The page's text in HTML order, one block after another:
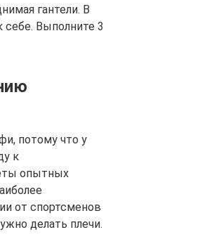
гантели. В
себе. Выполните 3
потому что у
к
опытных
от спортсменов
делать плечи.